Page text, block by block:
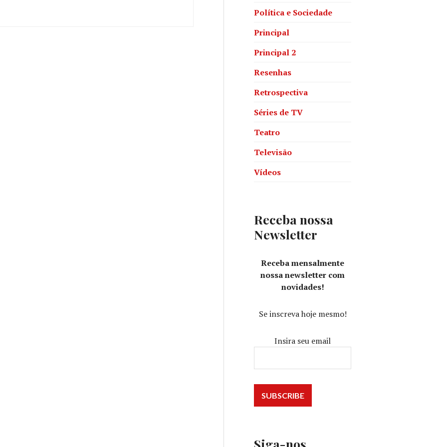
Política e Sociedade
Principal
Principal 2
Resenhas
Retrospectiva
Séries de TV
Teatro
Televisão
Vídeos
Receba nossa
Newsletter
Receba mensalmente
nossa newsletter com
novidades!
Se inscreva hoje mesmo!
Insira seu email